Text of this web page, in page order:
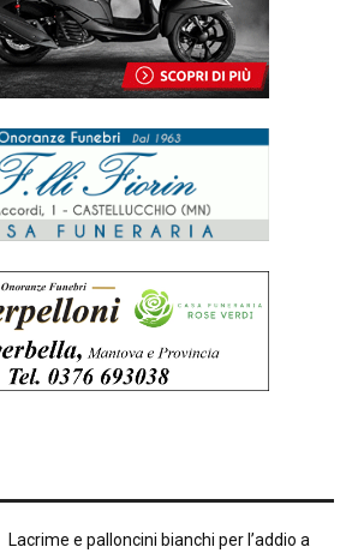
Lacrime e palloncini bianchi per l’addio a